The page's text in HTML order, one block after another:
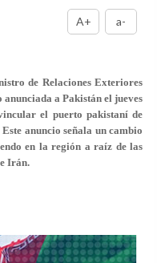
A+ a-
de Relaciones Exteriores
a Pakistán el jueves
el puerto pakistaní de
anuncio señala un cambio
en la región a raíz de las
Irán.